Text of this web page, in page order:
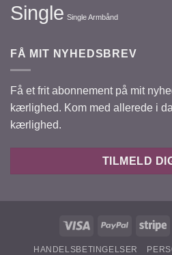
Single Single Armbånd
FÅ MIT NYHEDSBREV
Få et frit abonnement på mit
kærlighed. Kom med allerede i
kærlighed.
TILMELD
Visa PayPal
HANDELSBETINGELSER